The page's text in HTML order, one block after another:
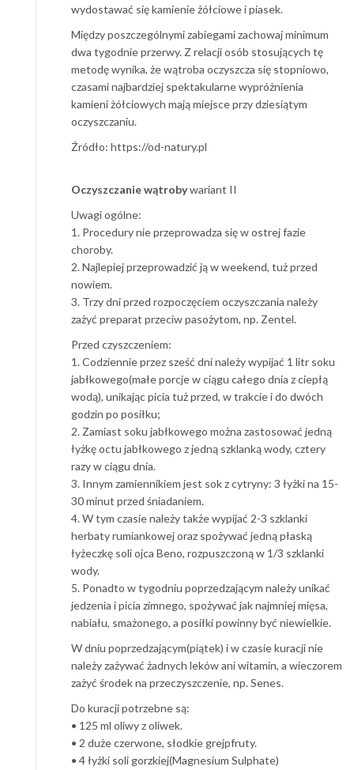
wydostawać się kamienie żółciowe i piasek.
Między poszczególnymi zabiegami zachowaj minimum
dwa tygodnie przerwy. Z relacji osób stosujących tę
metodę wynika, że wątroba oczyszcza się stopniowo,
czasami najbardziej spektakularne wypróżnienia
kamieni żółciowych mają miejsce przy dziesiątym
oczyszczaniu.
Źródło: https://od-natury.pl
Oczyszczanie wątrobywariant II
Uwagi ogólne:
1. Procedury nie przeprowadza się w ostrej fazie
choroby.
2. Najlepiej przeprowadzić ją w weekend, tuż przed
nowiem.
3. Trzy dni przed rozpoczęciem oczyszczania należy
zażyć preparat przeciw pasożytom, np. Zentel.
Przed czyszczeniem:
1. Codziennie przez sześć dni należy wypijać 1 litr soku
jabłkowego(małe porcje w ciągu całego dnia z ciepłą
wodą), unikając picia tuż przed, w trakcie i do dwóch
godzin po posiłku;
2. Zamiast soku jabłkowego można zastosować jedną
łyżkę octu jabłkowego z jedną szklanką wody, cztery
razy w ciągu dnia.
3. Innym zamiennikiem jest sok z cytryny: 3 łyżki na 15-
30 minut przed śniadaniem.
4. W tym czasie należy także wypijać 2-3 szklanki
herbaty rumiankowej oraz spożywać jedną płaską
łyżeczkę soli ojca Beno, rozpuszczoną w 1/3 szklanki
wody.
5. Ponadto w tygodniu poprzedzającym należy unikać
jedzenia i picia zimnego, spożywać jak najmniej mięsa,
nabiału, smażonego, a posiłki powinny być niewielkie.
W dniu poprzedzającym(piątek) i w czasie kuracji nie
należy zażywać żadnych leków ani witamin, a wieczorem
zażyć środek na przeczyszczenie, np. Senes.
Do kuracji potrzebne są:
• 125 ml oliwy z oliwek.
• 2 duże czerwone, słodkie grejpfruty.
• 4 łyżki soli gorzkiej(Magnesium Sulphate)